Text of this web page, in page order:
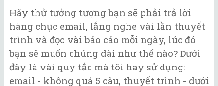
Hãy thử tưởng tượng bạn sẽ phải trả lời
hàng chục email, lắng nghe vài lần thuyết
trình và đọc vài báo cáo mỗi ngày, lúc đó
bạn sẽ muốn chúng dài như thế nào? Dưới
đây là vài quy tắc mà tôi hay sử dụng:
email - không quá 5 câu, thuyết trình - dưới